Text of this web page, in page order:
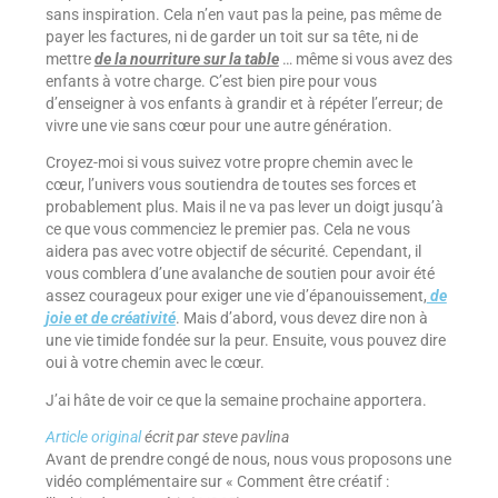
sans inspiration. Cela n’en vaut pas la peine, pas même de
payer les factures, ni de garder un toit sur sa tête, ni de
mettrede la nourriture sur la table… même si vous avez des
enfants à votre charge. C’est bien pire pour vous
d’enseigner à vos enfants à grandir et à répéter l’erreur; de
vivre une vie sans cœur pour une autre génération.
Croyez-moi si vous suivez votre propre chemin avec le
cœur, l’univers vous soutiendra de toutes ses forces et
probablement plus. Mais il ne va pas lever un doigt jusqu’à
ce que vous commenciez le premier pas. Cela ne vous
aidera pas avec votre objectif de sécurité. Cependant, il
vous comblera d’une avalanche de soutien pour avoir été
assez courageux pour exiger une vie d’épanouissement, de
joie et de créativité. Mais d’abord, vous devez dire non à
une vie timide fondée sur la peur. Ensuite, vous pouvez dire
oui à votre chemin avec le cœur.
J’ai hâte de voir ce que la semaine prochaine apportera.
Article originalécrit par steve pavlina
Avant de prendre congé de nous, nous vous proposons une
vidéo complémentaire sur « Comment être créatif :